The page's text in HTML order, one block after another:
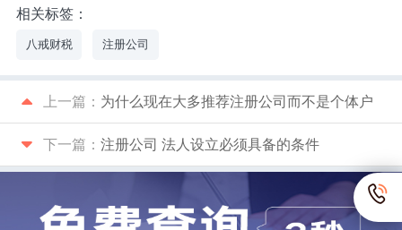
相关标签：
八戒财税 注册公司
上一篇： 为什么现在大多推荐注册公司而不是个体户
下一篇： 注册公司 法人设立必须具备的条件